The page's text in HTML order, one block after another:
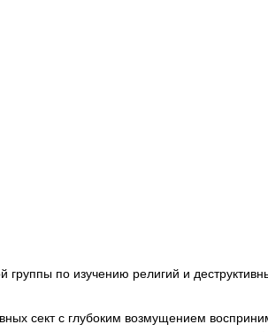
по изучению религий и
сект с глубоким возмущением